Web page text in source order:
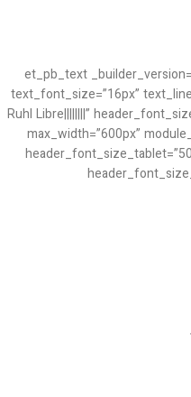
[/et_pb_text][et_pb_text
text_font_size=”16px”
Ruhl Libre||||||||”
max_width=”600px”